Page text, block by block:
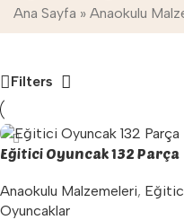
Ana Sayfa » Anaokulu
Filters
Eğitici Oyuncak 132 Parça
Anaokulu Malzemeleri,
Oyuncaklar